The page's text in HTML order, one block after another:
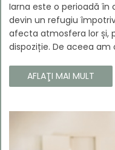
Iarna este o perioadă în
devin un refugiu
afecta atmosfera lor și,
dispoziție. De aceea
fiecare colț al casei
iarnă. Noua noastră
interiorul casei tale. Te
trecătoare ale iernii să
AFLAŢI MAI MULT